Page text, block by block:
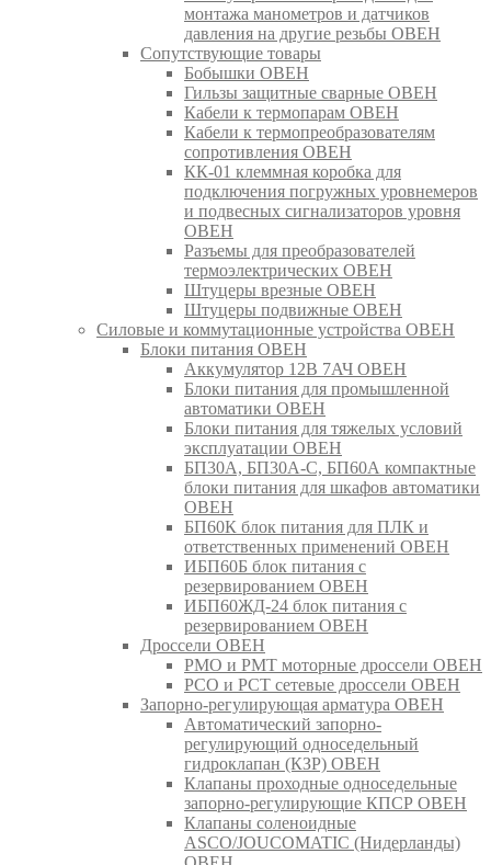
монтажа манометров и датчиков
давления на другие резьбы ОВЕН
Сопутствующие товары
Бобышки ОВЕН
Гильзы защитные сварные ОВЕН
Кабели к термопарам ОВЕН
Кабели к термопреобразователям
сопротивления ОВЕН
КК-01 клеммная коробка для
подключения погружных уровнемеров
и подвесных сигнализаторов уровня
ОВЕН
Разъемы для преобразователей
термоэлектрических ОВЕН
Штуцеры врезные ОВЕН
Штуцеры подвижные ОВЕН
Силовые и коммутационные устройства ОВЕН
Блоки питания ОВЕН
Аккумулятор 12В 7АЧ ОВЕН
Блоки питания для промышленной
автоматики ОВЕН
Блоки питания для тяжелых условий
эксплуатации ОВЕН
БП30А, БП30А-С, БП60А компактные
блоки питания для шкафов автоматики
ОВЕН
БП60К блок питания для ПЛК и
ответственных применений ОВЕН
ИБП60Б блок питания с
резервированием ОВЕН
ИБП60ЖД-24 блок питания с
резервированием ОВЕН
Дроссели ОВЕН
РМО и РМТ моторные дроссели ОВЕН
РСО и РСТ сетевые дроссели ОВЕН
Запорно-регулирующая арматура ОВЕН
Автоматический запорно-
регулирующий односедельный
гидроклапан (КЗР) ОВЕН
Клапаны проходные односедельные
запорно-регулирующие КПСР ОВЕН
Клапаны соленоидные
ASCO/JOUCOMATIC (Нидерланды)